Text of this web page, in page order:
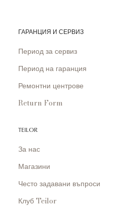
ГАРАНЦИЯ И СЕРВИЗ
Период за сервиз
Период на гаранция
Ремонтни центрове
Return Form
TEILOR
За нас
Магазини
Често задавани въпроси
Клуб Teilor